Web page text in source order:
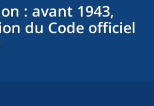
: avant 1943,
du Code officiel